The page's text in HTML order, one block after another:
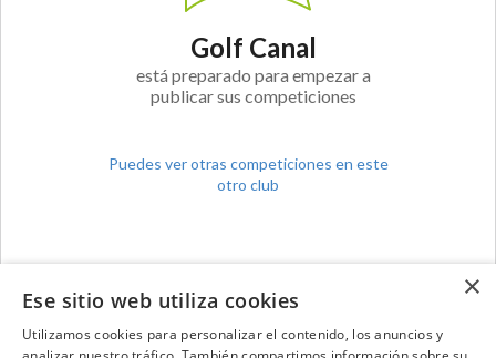
Golf Canal
está preparado para empezar a
publicar sus competiciones
Puedes ver otras competiciones en este
otro club
×
Ese sitio web utiliza cookies
Utilizamos cookies para personalizar el contenido, los anuncios y